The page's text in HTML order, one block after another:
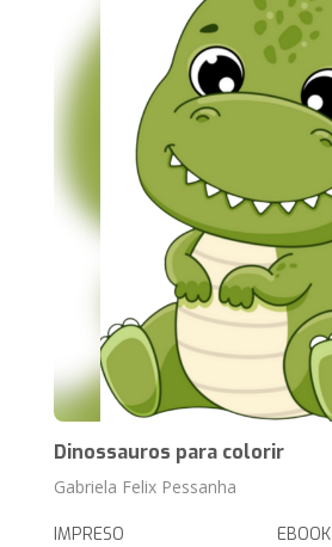
Dinossauros para colorir
Gabriela Felix Pessanha
IMPRESO EBOOK